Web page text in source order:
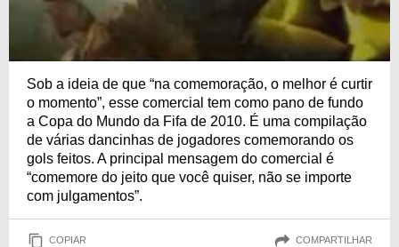
Sob a ideia de que “na comemoração, o melhor é curtir
o momento”, esse comercial tem como pano de fundo
a Copa do Mundo da Fifa de 2010. É uma compilação
de várias dancinhas de jogadores comemorando os
gols feitos. A principal mensagem do comercial é
“comemore do jeito que você quiser, não se importe
com julgamentos”.
COPIAR COMPARTILHAR